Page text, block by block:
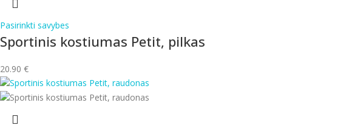
Pasirinkti savybes
Sportinis kostiumas Petit, pilkas
20.90 €